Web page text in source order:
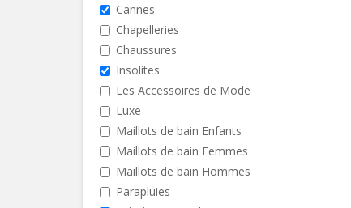
Cannes
Chapelleries
Chaussures
Insolites
Les Accessoires de Mode
Luxe
Maillots de bain Enfants
Maillots de bain Femmes
Maillots de bain Hommes
Parapluies